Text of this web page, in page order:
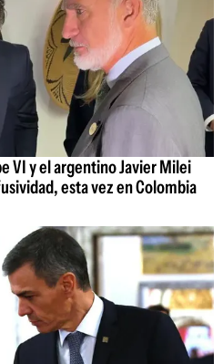
VI y el argentino Javier Milei
esta vez en Colombia